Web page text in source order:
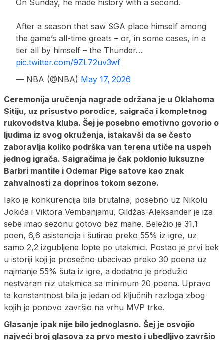
On Sunday, he made history with a second.
After a season that saw SGA place himself among
the game’s all-time greats – or, in some cases, in a
tier all by himself – the Thunder…
pic.twitter.com/9ZL72uv3wf
— NBA (@NBA) May 17, 2026
Ceremonija uručenja nagrade održana je u Oklahoma
Sitiju, uz prisustvo porodice, saigrača i kompletnog
rukovodstva kluba. Šej je posebno emotivno govorio o
ljudima iz svog okruženja, istakavši da se često
zaboravlja koliko podrška van terena utiče na uspeh
jednog igrača. Saigračima je čak poklonio luksuzne
Barbri mantile i Odemar Pige satove kao znak
zahvalnosti za doprinos tokom sezone.
Iako je konkurencija bila brutalna, posebno uz Nikolu
Jokića i Viktora Vembanjamu, Gildžas-Aleksander je iza
sebe imao sezonu gotovo bez mane. Beležio je 31,1
poen, 6,6 asistencija i šutirao preko 55% iz igre, uz
samo 2,2 izgubljene lopte po utakmici. Postao je prvi bek
u istoriji koji je prosečno ubacivao preko 30 poena uz
najmanje 55% šuta iz igre, a dodatno je produžio
nestvaran niz utakmica sa minimum 20 poena. Upravo
ta konstantnost bila je jedan od ključnih razloga zbog
kojih je ponovo završio na vrhu MVP trke.
Glasanje ipak nije bilo jednoglasno. Šej je osvojio
najveći broj glasova za prvo mesto i ubedljivo završio